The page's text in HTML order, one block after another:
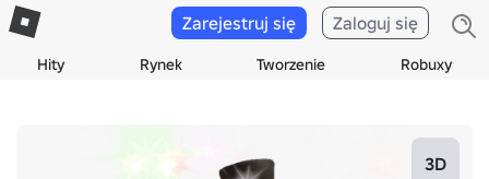
Hity Rynek Tworzenie Robuxy
Zarejestruj się Zaloguj się
3D